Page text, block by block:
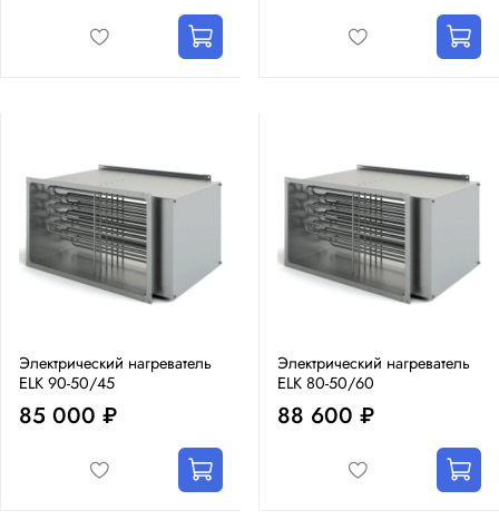
Электрический нагреватель
ELK 90-50/45
85 000 ₽
Электрический нагреватель
ELK 80-50/60
88 600 ₽